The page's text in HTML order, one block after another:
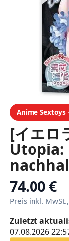
Anime Sextoys
[イエロ
Utopia:
Angel
Deltoro
74.00 €
Preis inkl.
Zuletzt
07.08.2026